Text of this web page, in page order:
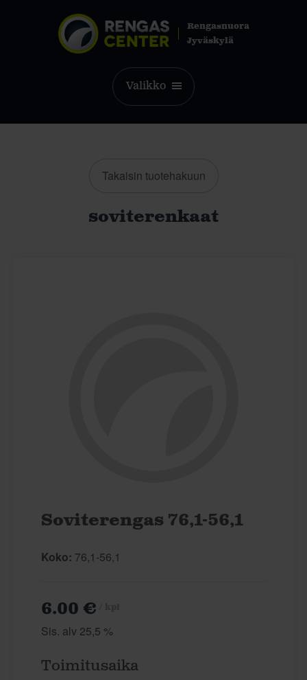
Rengasnuora
Jyväskylä
Valikko
Takaisin tuotehakuun
soviterenkaat
Soviterengas 76,1-56,1
Koko: 76,1-56,1
6.00 €
Sis. alv 25,5 %
Toimitusaika